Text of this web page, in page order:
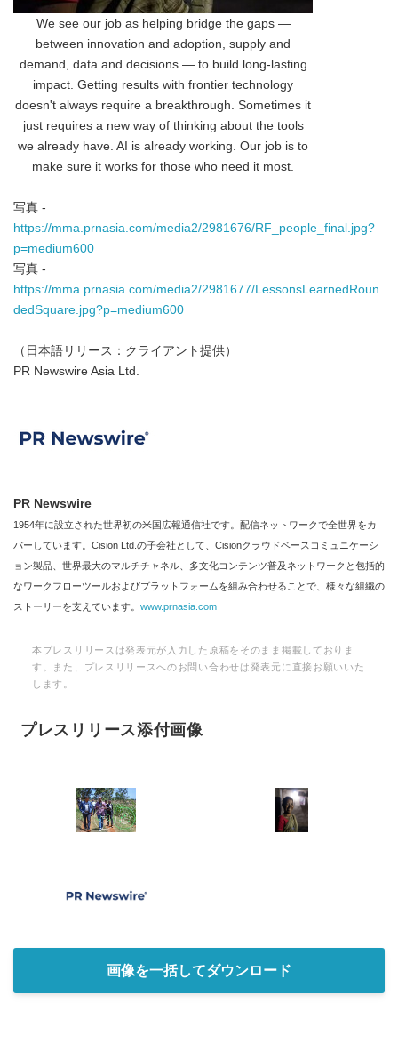
We see our job as helping bridge the gaps —
between innovation and adoption, supply and
demand, data and decisions — to build long-lasting
impact. Getting results with frontier technology
doesn't always require a breakthrough. Sometimes it
just requires a new way of thinking about the tools
we already have. AI is already working. Our job is to
make sure it works for those who need it most.
写真 -
https://mma.prnasia.com/media2/2981676/RF_people_final.jpg?
p=medium600
写真 -
https://mma.prnasia.com/media2/2981677/LessonsLearnedRoun
dedSquare.jpg?p=medium600
（日本語リリース：クライアント提供）
PR Newswire Asia Ltd.
PR Newswire
1954年に設立された世界初の米国広報通信社です。配信ネットワークで全世界をカ
バーしています。Cision Ltd.の子会社として、Cisionクラウドベースコミュニケーシ
ョン製品、世界最大のマルチチャネル、多文化コンテンツ普及ネットワークと包括的
なワークフローツールおよびプラットフォームを組み合わせることで、様々な組織の
ストーリーを支えています。 www.prnasia.com
本プレスリリースは発表元が入力した原稿をそのまま掲載しておりま
す。また、プレスリリースへのお問い合わせは発表元に直接お願いいた
します。
プレスリリース添付画像
画像を一括してダウンロード
Japanese